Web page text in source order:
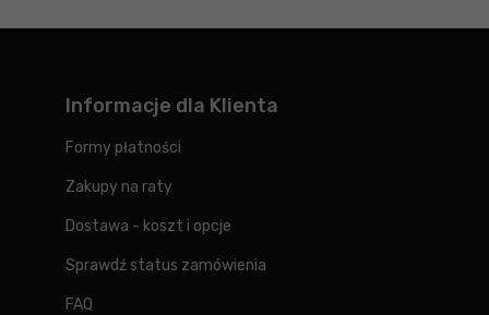
Informacje dla Klienta
Formy płatności
Zakupy na raty
Dostawa - koszt i opcje
Sprawdź status zamówienia
FAQ